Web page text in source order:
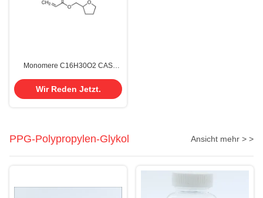
Monomere C16H30O2 CAS
Acrylat-99,0% Reinheits-THFA
Wir Reden Jetzt.
PPG-Polypropylen-Glykol Ansicht mehr > >